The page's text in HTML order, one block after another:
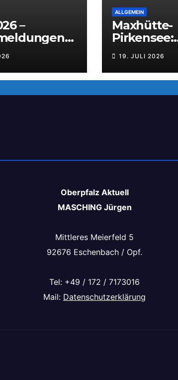
–
ALLGEMEIN
Maxhütte-
Pirkensee:
g beim
19. JULI 2026
Oberpfalz Aktuell
MASCHING Jürgen
Mittleres Meierfeld 5
92676 Eschenbach / Opf.
Tel: +49 / 172 / 7173016
Mail: Datenschutzerklärung